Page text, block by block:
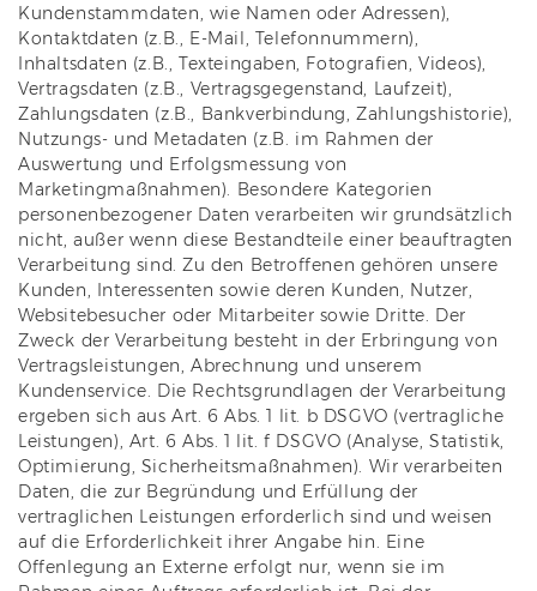
Kundenstammdaten, wie Namen oder Adressen),
Kontaktdaten (z.B., E-Mail, Telefonnummern),
Inhaltsdaten (z.B., Texteingaben, Fotografien, Videos),
Vertragsdaten (z.B., Vertragsgegenstand, Laufzeit),
Zahlungsdaten (z.B., Bankverbindung, Zahlungshistorie),
Nutzungs- und Metadaten (z.B. im Rahmen der
Auswertung und Erfolgsmessung von
Marketingmaßnahmen). Besondere Kategorien
personenbezogener Daten verarbeiten wir grundsätzlich
nicht, außer wenn diese Bestandteile einer beauftragten
Verarbeitung sind. Zu den Betroffenen gehören unsere
Kunden, Interessenten sowie deren Kunden, Nutzer,
Websitebesucher oder Mitarbeiter sowie Dritte. Der
Zweck der Verarbeitung besteht in der Erbringung von
Vertragsleistungen, Abrechnung und unserem
Kundenservice. Die Rechtsgrundlagen der Verarbeitung
ergeben sich aus Art. 6 Abs. 1 lit. b DSGVO (vertragliche
Leistungen), Art. 6 Abs. 1 lit. f DSGVO (Analyse, Statistik,
Optimierung, Sicherheitsmaßnahmen). Wir verarbeiten
Daten, die zur Begründung und Erfüllung der
vertraglichen Leistungen erforderlich sind und weisen
auf die Erforderlichkeit ihrer Angabe hin. Eine
Offenlegung an Externe erfolgt nur, wenn sie im